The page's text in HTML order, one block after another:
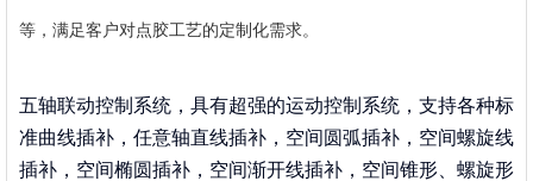
等，满足客户对点胶工艺的定制化需求。
五轴联动控制系统，具有超强的运动控制系统，支持各种标
准曲线插补，任意轴直线插补，空间圆弧插补，空间螺旋线
插补，空间椭圆插补，空间渐开线插补，空间锥形、螺旋形